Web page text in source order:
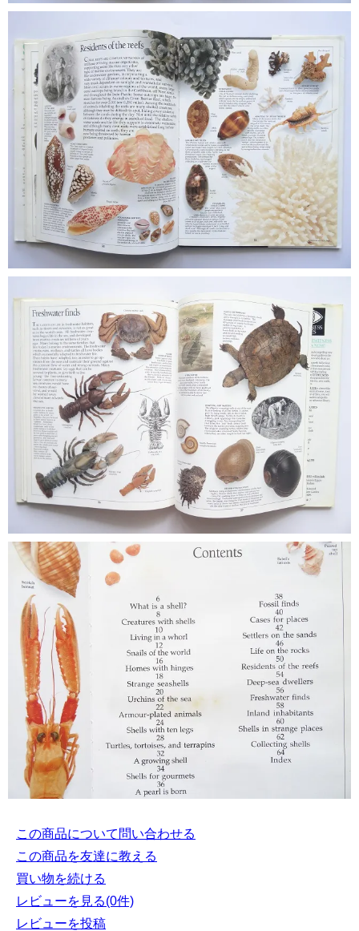
この商品について問い合わせる
この商品を友達に教える
買い物を続ける
レビューを見る(0件)
レビューを投稿